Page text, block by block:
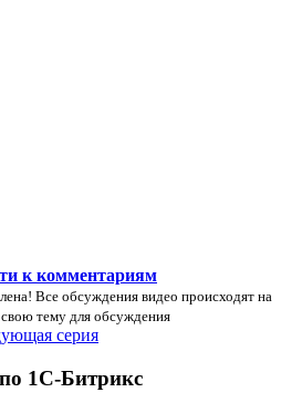
к комментариям
Все обсуждения видео происходят на
тему для обсуждения
серия
1С-Битрикс